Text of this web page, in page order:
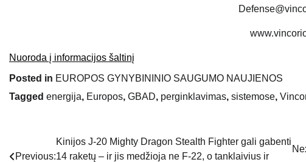
Nuoroda į informacijos šaltinį
Posted in EUROPOS GYNYBININIO SAUGUMO NAUJIENOS
Tagged energija, Europos, GBAD, perginklavimas, sistemose,
Navigacija
Previous:
Kinijos J-20 Mighty Dragon Stealth Fighter gali gabenti
14 raketų – ir jis medžioja ne F-22, o tanklaivius ir